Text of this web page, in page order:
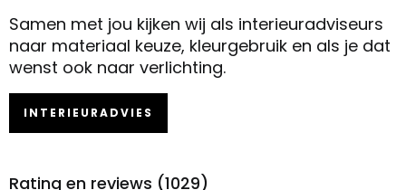
Samen met jou kijken wij als interieuradviseurs
naar materiaal keuze, kleurgebruik en als je dat
wenst ook naar verlichting.
INTERIEURADVIES
Rating en reviews (1029)